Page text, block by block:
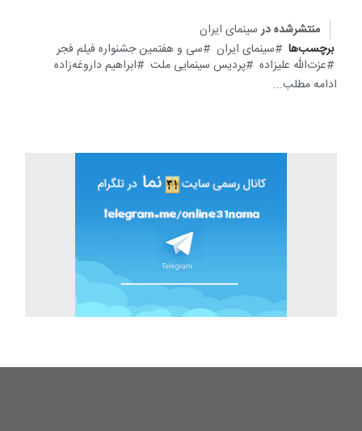
منتشرشده در سینمای ایران
برچسب‌ها
سینمای ایران
سی و هفتمین جشنواره فیلم فجر
عزت‌الله علیزاده
پردیس سینمایی ملت
ابراهیم داروغه‌­زاده
ادامه مطلب...